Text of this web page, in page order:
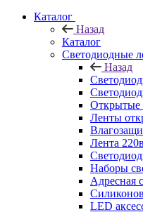
Каталог
Назад
Каталог
Светодиодные
Назад
Открытые
Ленты
Лента 220в
Наборы
Адресная
LED